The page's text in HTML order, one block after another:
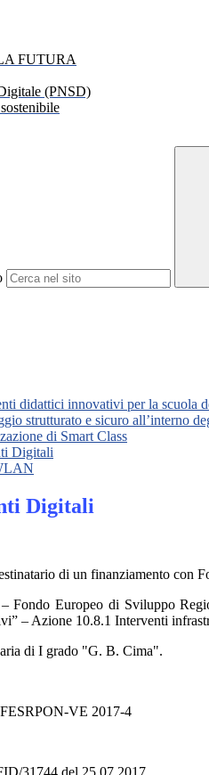
FUTURA
(PNSD)
didattici innovativi per la scuola
strutturato e sicuro all’interno
di Smart Class
Digitali
Digitali
di un finanziamento con
Fondo Europeo di Sviluppo
– Azione 10.8.1 Interventi
di I grado "G. B. Cima".
VE 2017-4